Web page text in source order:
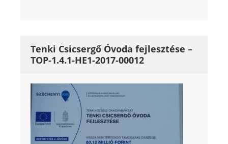
Tenki Csicsergő Óvoda fejlesztése –
TOP-1.4.1-HE1-2017-00012